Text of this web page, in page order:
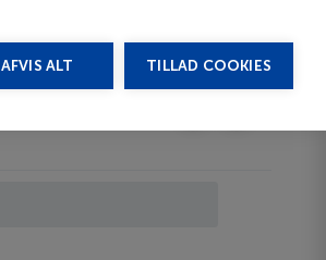
AFVIS ALT TILLAD COOKIES